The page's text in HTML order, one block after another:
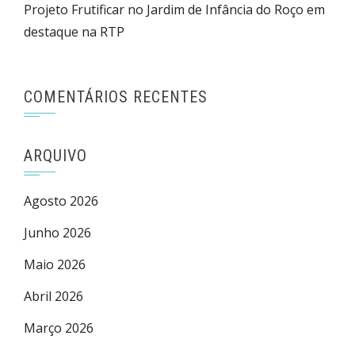
Projeto Frutificar no Jardim de Infância do Roço em
destaque na RTP
COMENTÁRIOS RECENTES
ARQUIVO
Agosto 2026
Junho 2026
Maio 2026
Abril 2026
Março 2026